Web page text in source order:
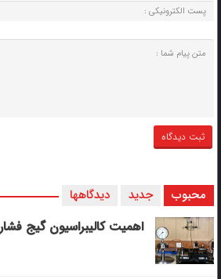
محبوب جدید دیدگاهها
اهمیت کالیبراسیون گیج فشار